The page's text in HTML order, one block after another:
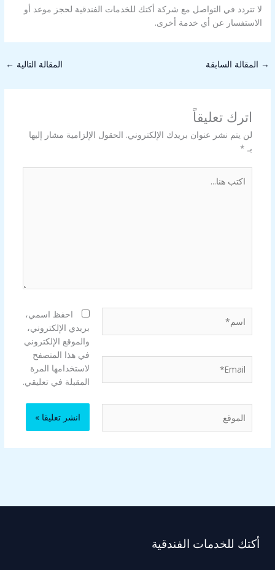
لا تتردد في التواصل مع شركة أكتك للخدمات الفندقية لحجز موعد أو
الاستفسار عن أي خدمة أخرى.
→ المقالة السابقة المقالة التالية ←
اترك تعليقاً
لن يتم نشر عنوان بريدك الإلكتروني. الحقول الإلزامية مشار إليها
بـ *
هنا...
احفظ اسمي،
بريدي الإلكتروني،
والموقع الإلكتروني
في هذا المتصفح
لاستخدامها المرة
المقبلة في تعليقي.
أكتك للخدمات الفندقية